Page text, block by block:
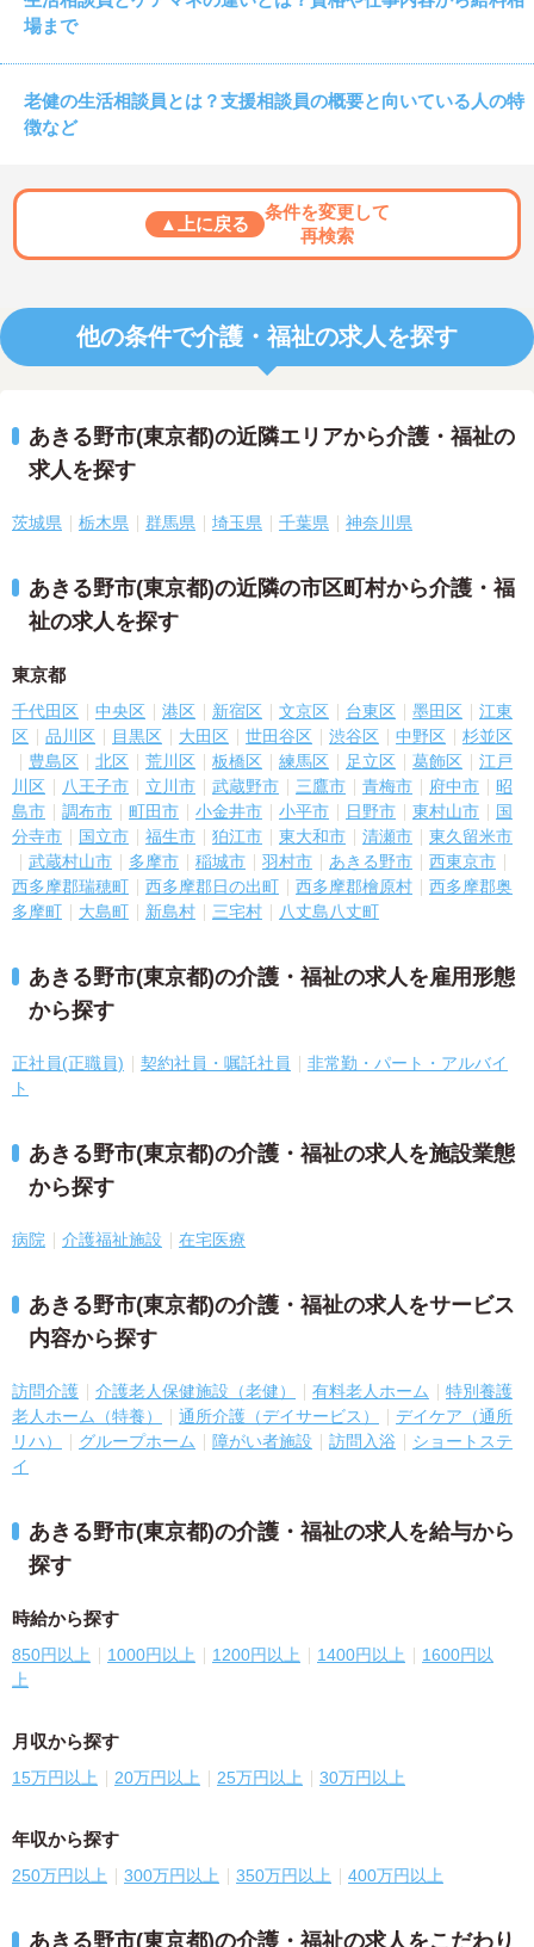
場まで
老健の生活相談員とは？支援相談員の概要と向いている人の特
徴など
▲上に戻る
条件を変更して
再検索
他の条件で介護・福祉の求人を探す
あきる野市(東京都)の近隣エリアから介護・福祉の
求人を探す
茨城県 栃木県 群馬県 埼玉県 千葉県 神奈川県
あきる野市(東京都)の近隣の市区町村から介護・福
祉の求人を探す
東京都
千代田区 中央区 港区 新宿区 文京区 台東区 墨田区
江東
区
品川区 目黒区 大田区 世田谷区 渋谷区 中野区
杉並区
豊島区
北区 荒川区 板橋区 練馬区 足立区 葛飾区
江戸
川区
八王子市 立川市 武蔵野市 三鷹市 青梅市 府中市
昭
島市
調布市 町田市 小金井市 小平市 日野市 東村山市
国
分寺市
国立市 福生市 狛江市 東大和市 清瀬市
東久留米市
武蔵村山市
多摩市 稲城市 羽村市 あきる野市
西東京市
西多摩郡瑞穂町
西多摩郡日の出町 西多摩郡檜原村
西多摩郡奥
多摩町
大島町 新島村 三宅村 八丈島八丈町
あきる野市(東京都)の介護・福祉の求人を雇用形態
から探す
正社員(正職員) 契約社員・嘱託社員
非常勤・パート・アルバイ
ト
あきる野市(東京都)の介護・福祉の求人を施設業態
から探す
病院 介護福祉施設 在宅医療
あきる野市(東京都)の介護・福祉の求人をサービス
内容から探す
訪問介護 介護老人保健施設（老健） 有料老人ホーム
特別養護
老人ホーム（特養）
通所介護（デイサービス）
デイケア（通所
リハ）
グループホーム 障がい者施設 訪問入浴
ショートステ
イ
あきる野市(東京都)の介護・福祉の求人を給与から
探す
時給から探す
850円以上 1000円以上 1200円以上 1400円以上
1600円以
上
月収から探す
15万円以上 20万円以上 25万円以上 30万円以上
年収から探す
250万円以上 300万円以上 350万円以上 400万円以上
あきる野市(東京都)の介護・福祉の求人をこだわり